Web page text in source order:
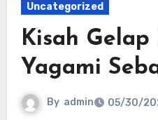
Uncategorized
Kisah
Yagami
By admin 05/30/